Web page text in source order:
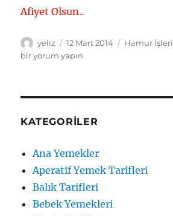
Afiyet Olsun..
Yazar
yeliz
Yayın
tarihi
12 Mart 2014 Kategoriler
Hamur İşleri
bir yorum yapın
KATEGORILER
Ana Yemekler
Aperatif Yemek Tarifleri
Balık Tarifleri
Bebek Yemekleri